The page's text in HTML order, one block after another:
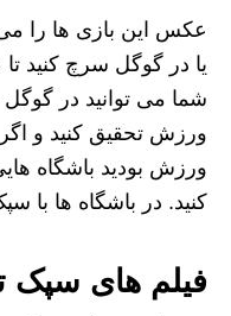
عکس این بازی ها را می
یا در گوگل سرچ کنید تا
شما می توانید در
ورزش تحقیق کنید و
ورزش بودید باشگاه
کنید. در باشگاه ها با
فیلم های سپک